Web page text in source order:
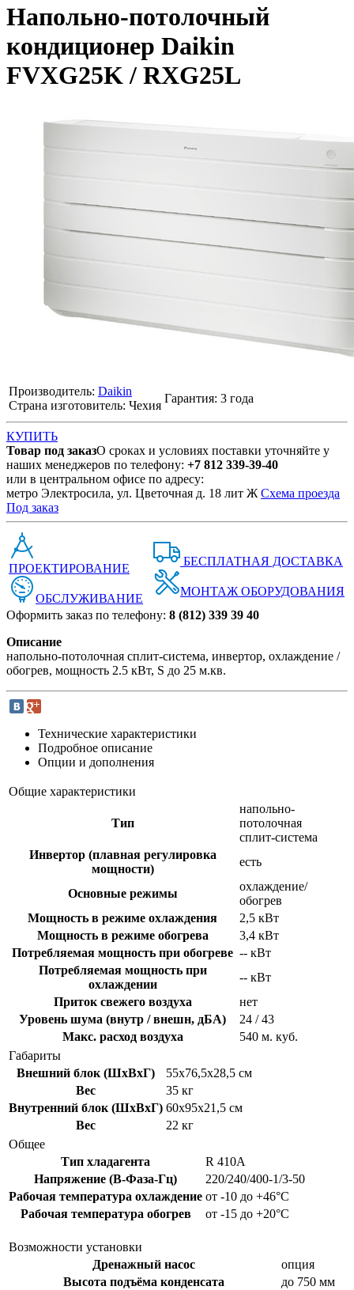
Напольно-потолочный
кондиционер Daikin
FVXG25K / RXG25L
Производитель: Daikin
Страна изготовитель: Чехия
Гарантия: 3 года
КУПИТЬ
Товар под заказО сроках и условиях поставки уточняйте у
наших менеджеров по телефону: +7 812 339-39-40
или в центральном офисе по адресу:
метро Электросила, ул. Цветочная д. 18 лит Ж Схема проезда
Под заказ
ПРОЕКТИРОВАНИЕ
ОБСЛУЖИВАНИЕ
БЕСПЛАТНАЯ ДОСТАВКА
МОНТАЖ ОБОРУДОВАНИЯ
Оформить заказ по телефону: 8 (812) 339 39 40
Описание
напольно-потолочная сплит-система, инвертор, охлаждение /
обогрев, мощность 2.5 кВт, S до 25 м.кв.
Технические характеристики
Подробное описание
Опции и дополнения
Общие характеристики
Тип
напольно-
потолочная
сплит-система
Инвертор (плавная регулировка
мощности)
есть
Основные режимы
охлаждение/
обогрев
Мощность в режиме охлаждения
2,5 кВт
Мощность в режиме обогрева
3,4 кВт
Потребляемая мощность при обогреве -- кВт
Потребляемая мощность при
охлаждении
-- кВт
Приток свежего воздуха
нет
Уровень шума (внутр / внешн, дБА)
24 / 43
Макс. расход воздуха
540 м. куб.
Габариты
Внешний блок (ШxВxГ)
55x76,5x28,5 см
Вес
35 кг
Внутренний блок (ШxВxГ) 60x95x21,5 см
Вес
22 кг
Общее
Тип хладагента
R 410A
Напряжение (В-Фаза-Гц)
220/240/400-1/3-50
Рабочая температура охлаждение от -10 до +46°С
Рабочая температура обогрев
от -15 до +20°С
Возможности установки
Дренажный насос
опция
Высота подъёма конденсата
до 750 мм